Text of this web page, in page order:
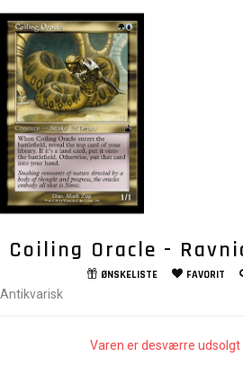
Coiling Oracle -
ØNSKELISTE FAVORIT
Antikvarisk
Varen er desværre udsolgt